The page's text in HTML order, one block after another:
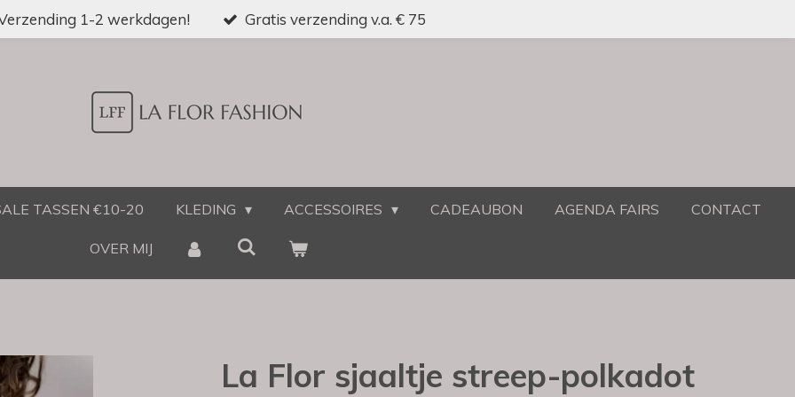
1-2 werkdagen! Gratis verzending v.a. € 75
TASSEN €10-20 KLEDING ACCESSOIRES CADEAUBON AGENDA FAIRS CONTACT
OVER MIJ
La Flor sjaaltje streep-polkadot